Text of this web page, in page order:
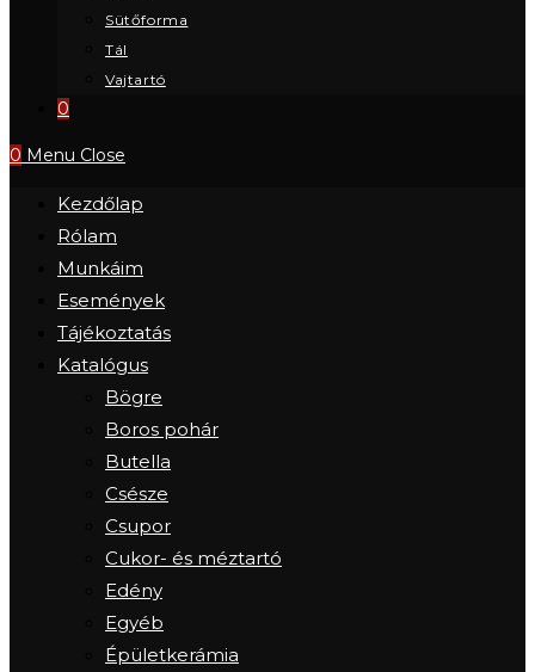
Sütőforma
Tál
Vajtartó
0
0 Menu Close
Kezdőlap
Rólam
Munkáim
Események
Tájékoztatás
Katalógus
Bögre
Boros pohár
Butella
Csésze
Csupor
Cukor- és méztartó
Edény
Egyéb
Épületkerámia